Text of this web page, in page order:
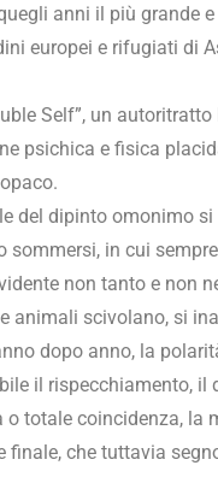
anni il più grande
europei e rifugiati di
Self”, un
psichica e fisica
del dipinto omonimo
in cui sempre
non tanto e non
animali scivolano, si
dopo anno, la
il rispecchiamento, il
totale coincidenza,
che tuttavia